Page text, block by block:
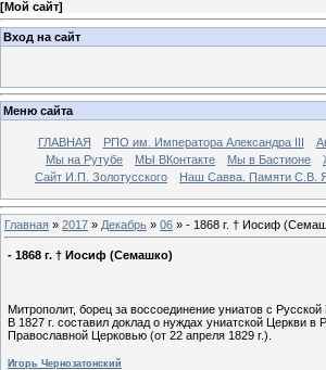
[Мой сайт]
Вход на сайт
Меню сайта
ГЛАВНАЯ РПО им. Императора Александра III
Мы на Рутубе
МЫ ВКонтакте Мы в Бастионе
Сайт И.П. Золотусского
Наш Савва. Памяти С.В.
Главная » 2017 » Декабрь » 06 » - 1868 г. † Иосиф
- 1868 г. † Иосиф (Семашко)
Митрополит, борец за воссоединение униатов с
В 1827 г. составил доклад о нуждах униатской Церкви
Православной Церковью (от 22 апреля 1829 г.).
Игорь Чернозатонский